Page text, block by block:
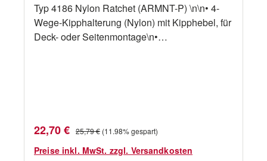
Typ 4186 Nylon Ratchet (ARMNT-P) \n\n• 4-
Wege-Kipphalterung (Nylon) mit Kipphebel, für
Deck- oder Seitenmontage\n•
Verkaufspreis:
22,70 € Regulärer Preis:
25,79 € (11.98% gespart)
Preise inkl. MwSt. zzgl. Versandkosten